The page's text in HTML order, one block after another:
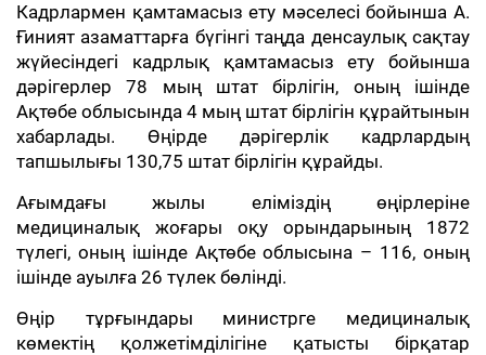
Кадрлармен қамтамасыз ету мәселесі бойынша А.
Ғиният азаматтарға бүгінгі таңда денсаулық сақтау
жүйесіндегі кадрлық қамтамасыз ету бойынша
дәрігерлер 78 мың штат бірлігін, оның ішінде
Ақтөбе облысында 4 мың штат бірлігін құрайтынын
хабарлады. Өңірде дәрігерлік кадрлардың
тапшылығы 130,75 штат бірлігін құрайды.
Ағымдағы жылы еліміздің өңірлеріне
медициналық жоғары оқу орындарының 1872
түлегі, оның ішінде Ақтөбе облысына – 116, оның
ішінде ауылға 26 түлек бөлінді.
Өңір тұрғындары министрге медициналық
көмектің қолжетімділігіне қатысты бірқатар